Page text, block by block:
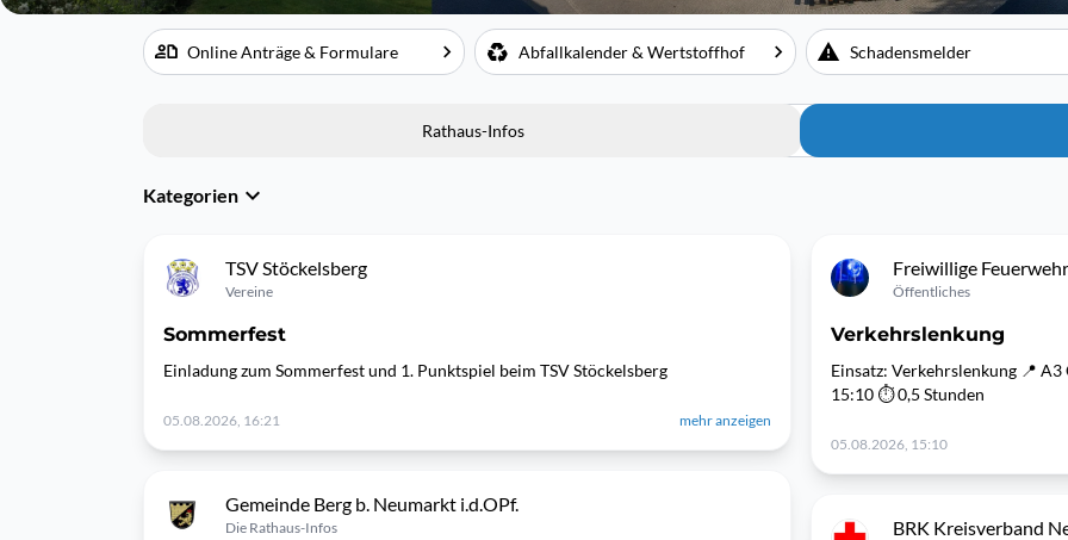
Online Anträge & Formulare Abfallkalender & Wertstoffhof Schadensmelder
Rathaus-Infos
Kategorien
TSV Stöckelsberg
Vereine
Sommerfest
Einladung zum Sommerfest und 1. Punktspiel beim TSV Stöckelsberg
05.08.2026, 16:21 mehr anzeigen
Gemeinde Berg b. Neumarkt i.d.OPf.
Die Rathaus-Infos
Freiwillige
Öffentliches
Verkehrslenkung
Einsatz: Verkehrslenkung 📍
15:10 ⏱ 0,5 Stunden
05.08.2026, 15:10
BRK Kreisverband